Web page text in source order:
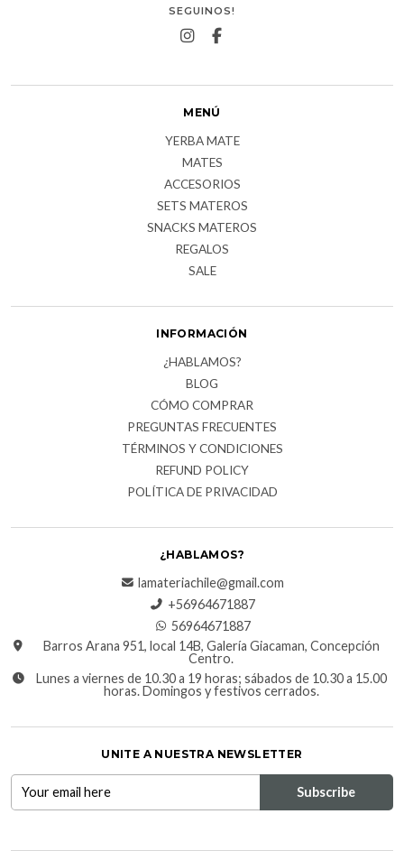
SEGUINOS!
MENÚ
YERBA MATE
MATES
ACCESORIOS
SETS MATEROS
SNACKS MATEROS
REGALOS
SALE
INFORMACIÓN
¿HABLAMOS?
BLOG
CÓMO COMPRAR
PREGUNTAS FRECUENTES
TÉRMINOS Y CONDICIONES
REFUND POLICY
POLÍTICA DE PRIVACIDAD
¿HABLAMOS?
lamateriachile@gmail.com
+56964671887
56964671887
Barros Arana 951, local 14B, Galería Giacaman, Concepción
Centro.
Lunes a viernes de 10.30 a 19 horas; sábados de 10.30 a 15.00
horas. Domingos y festivos cerrados.
UNITE A NUESTRA NEWSLETTER